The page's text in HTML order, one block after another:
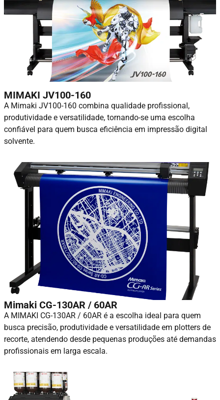
MIMAKI JV100-160
A Mimaki JV100-160 combina qualidade profissional,
produtividade e versatilidade, tornando-se uma escolha
confiável para quem busca eficiência em impressão digital
solvente.
Mimaki CG-130AR / 60AR
A MIMAKI CG-130AR / 60AR é a escolha ideal para quem
busca precisão, produtividade e versatilidade em plotters de
recorte, atendendo desde pequenas produções até demandas
profissionais em larga escala.